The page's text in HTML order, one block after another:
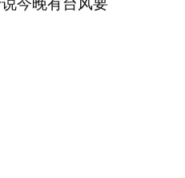
今晚有台风要